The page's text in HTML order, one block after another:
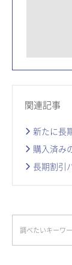
関連記事
新たに長
購入済み
長期割引